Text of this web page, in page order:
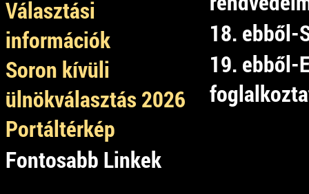
Választási
információk
Soron kívüli
ülnökválasztás 2026
Portáltérkép
Fontosabb Linkek
18. ebből-
19. ebből-